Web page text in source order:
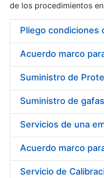
Mostrar/Ocultar
de los procedimientos en